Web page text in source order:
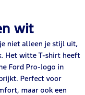
wit
niet alleen je stijl uit,
Het witte T-shirt heeft
Ford Pro-logo in
Perfect voor
maar ook een